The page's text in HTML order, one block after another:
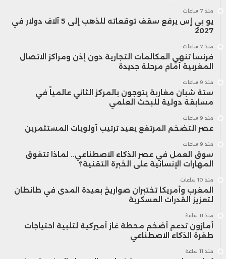
منذ 7 ساعات
يو بي إس يرفع سقف توقعاته للذهب إلى 5 آلاف دولار في
2027
منذ 7 ساعات
فرنسا تنهي المكالمات التجارية دون إذن ومراكز الاتصال
المغربية أمام مرحلة جديدة
منذ 9 ساعات
ستة شبان مغاربة يتوجون بالمركز الثاني عالمياً في
مسابقة دولية للبحث العلمي
منذ 9 ساعات
عصر التضخم المرتفع يعيد ترتيب أولويات المستثمرين
منذ 9 ساعات
سوق العمل في عصر الذكاء الاصطناعي.. لماذا تتفوق
المهارات الإنسانية على الخبرة التقنية؟
منذ 10 ساعات
المغرب وأمريكا تختبران صواريخ بعيدة المدى في طانطان
لتعزيز القدرات العسكرية
منذ 11 ساعة
أمازون تدعم أضخم محطة غاز أميركية لتلبية احتياجات
طفرة الذكاء الاصطناعي
منذ 11 ساعة